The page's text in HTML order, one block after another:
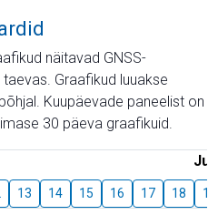
näitavad GNSS-
Graafikud luuakse
Kuupäevade paneelist on
30 päeva graafikuid.
13 14 15 16 17 18 19